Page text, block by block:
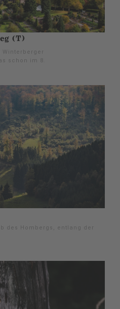
(T)
schon im 8.
des Hombergs, entlang der